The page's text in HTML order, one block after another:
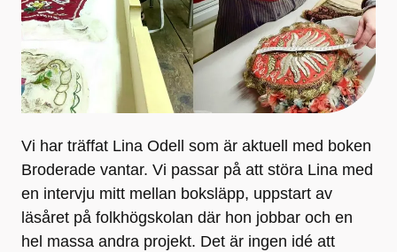
Vi har träffat Lina Odell som är aktuell med boken
Broderade vantar. Vi passar på att störa Lina med
en intervju mitt mellan boksläpp, uppstart av
läsåret på folkhögskolan där hon jobbar och en
hel massa andra projekt. Det är ingen idé att